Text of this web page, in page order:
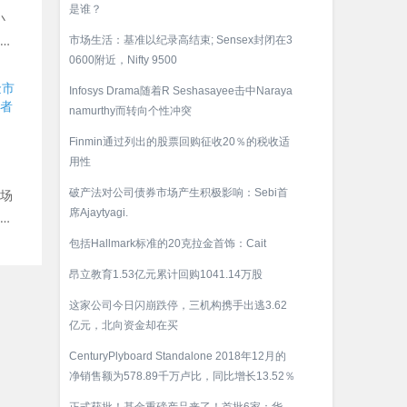
是谁？
市场生活：基准以纪录高结束; Sensex封闭在3
0600附近，Nifty 9500
Infosys Drama随着R Seshasayee击中Naraya
namurthy而转向个性冲突
Finmin通过列出的股票回购征收20％的税收适
用性
破产法对公司债券市场产生积极影响：Sebi首
席Ajaytyagi.
包括Hallmark标准的20克拉金首饰：Cait
昂立教育1.53亿元累计回购1041.14万股
这家公司今日闪崩跌停，三机构携手出逃3.62
亿元，北向资金却在买
CenturyPlyboard Standalone 2018年12月的
净销售额为578.89千万卢比，同比增长13.52％